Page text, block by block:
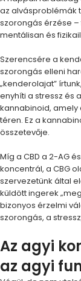
az alvásproblémák
szorongás érzése –
mentálisan és
Szerencsére a
szorongás elleni
„kenderolajat”
enyhíti a stressz és
kannabinoid,
téren. Ez a
összetevője.
Míg a CBD a 2-AG
koncentrál, a CBG
szervezetünk által
küldött ingerek
bizonyos érzelmi
szorongás, a
Az agyi
az agyi